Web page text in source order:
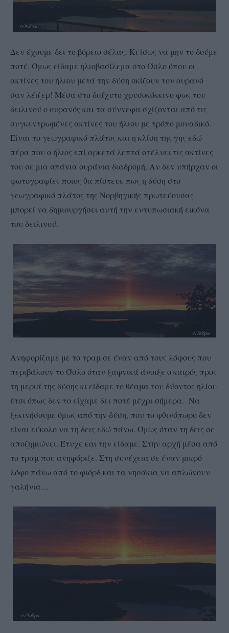
Δεν έχουμε δει το βόρειο σέλας. Κι ίσως να μην το δούμε
ποτέ. Όμως είδαμε ηλιοβασίλεμα στο Όσλο όπου οι
ακτίνες του ήλιου μετά την δύση σκίζουν τον ουρανό
σαν λέιζερ! Μέσα στο διάχυτο χρυσοκόκκινο φως του
δειλινού ο ουρανός και τα σύννεφα σχίζονται από τις
συγκεντρωμένες ακτίνες του ήλιου με τρόπο μοναδικό.
Είναι το γεωγραφικό πλάτος και η κλίση της γης εδώ
πέρα που ο ήλιος επί αρκετά λεπτά στέλνει τις ακτίνες
του σε μια σπάνια ουράνια διαδρομή. Αν δεν υπήρχαν οι
φωτογραφίες ποιος θα πίστευε πως η δύση στο
γεωγραφικό πλάτος της Νορβηγικής πρωτεύουσας
μπορεί να δημιουργήσει αυτή την εντυπωσιακή εικόνα
του δειλινού.
Ανηφορίζαμε με το τραμ σε έναν από τους λόφους που
περιβάλουν το Όσλο όταν ξαφνικά άνοιξε ο καιρός προς
τη μεριά της δύσης κι είδαμε το θέαμα του δύοντος ηλίου
έτσι όπως δεν το είχαμε δει ποτέ μέχρι σήμερα. Να
ξεκινήσουμε όμως από την δύση, που το φθινόπωρο δεν
είναι εύκολο να τη δεις εδώ πάνω. Όμως όταν τη δεις σε
αποζημιώνει. Έτυχε και την είδαμε. Στην αρχή μέσα από
το τραμ που ανηφόριζε. Στη συνέχεια σε έναν μικρό
λόφο πάνω από το φιόρδ και τα νησάκια να απλώνουν
γαλήνια…